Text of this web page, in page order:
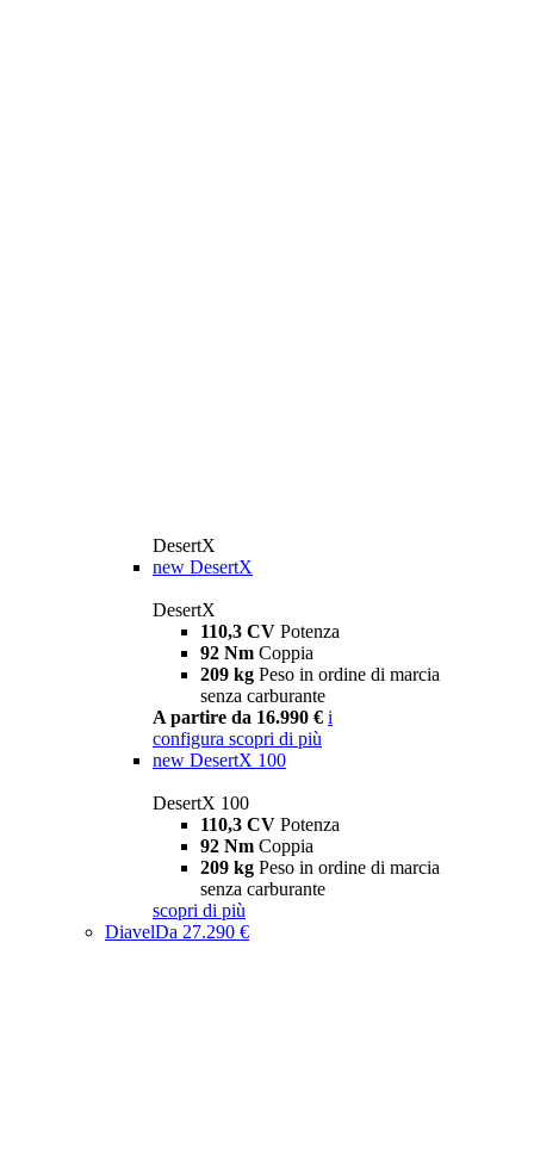
DesertX
new DesertX
DesertX
110,3 CV Potenza
92 Nm Coppia
209 kg Peso in ordine di marcia
senza carburante
A partire da 16.990 € i
configura scopri di più
new DesertX 100
DesertX 100
110,3 CV Potenza
92 Nm Coppia
209 kg Peso in ordine di marcia
senza carburante
scopri di più
DiavelDa 27.290 €